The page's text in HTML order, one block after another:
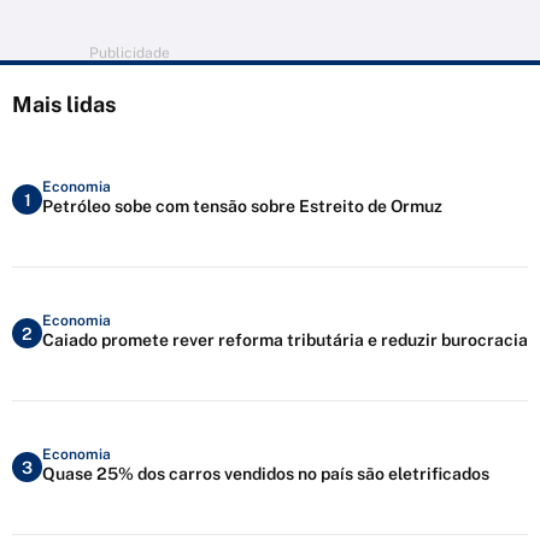
Publicidade
Mais lidas
1
Economia
Petróleo sobe com tensão sobre Estreito de Ormuz
2
Economia
Caiado promete rever reforma tributária e reduzir burocracia
3
Economia
Quase 25% dos carros vendidos no país são eletrificados